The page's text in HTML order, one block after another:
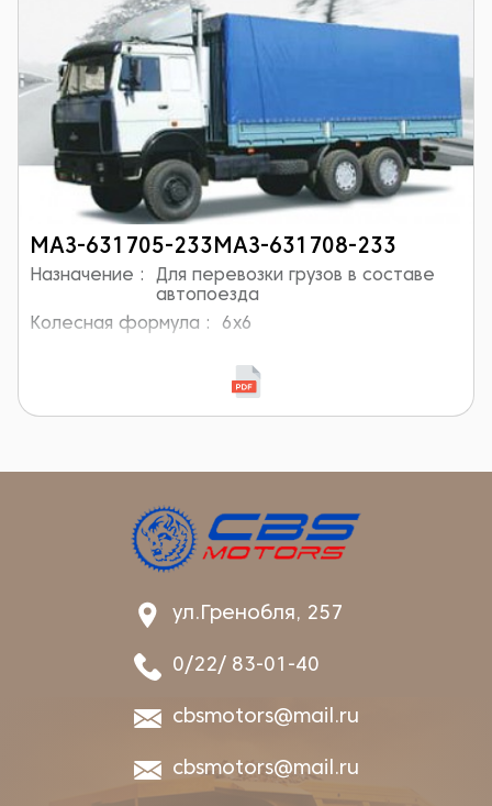
МАЗ-631705-233МАЗ-631708-233
Назначение :
Для перевозки грузов в составе
автопоезда
Колесная формула :
6x6
ул.Гренобля, 257
0/22/ 83-01-40
cbsmotors@mail.ru
cbsmotors@mail.ru